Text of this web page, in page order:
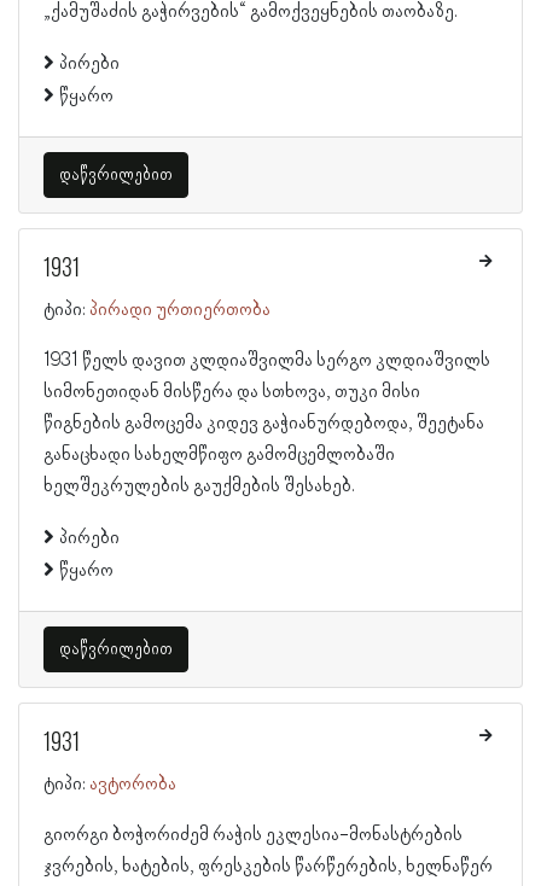
„ქამუშაძის გაჭირვების“ გამოქვეყნების თაობაზე.
პირები
წყარო
დაწვრილებით
1931
ტიპი: პირადი ურთიერთობა
1931 წელს დავით კლდიაშვილმა სერგო კლდიაშვილს
სიმონეთიდან მისწერა და სთხოვა, თუკი მისი
წიგნების გამოცემა კიდევ გაჭიანურდებოდა, შეეტანა
განაცხადი სახელმწიფო გამომცემლობაში
ხელშეკრულების გაუქმების შესახებ.
პირები
წყარო
დაწვრილებით
1931
ტიპი: ავტორობა
გიორგი ბოჭორიძემ რაჭის ეკლესია-მონასტრების
ჯვრების, ხატების, ფრესკების წარწერების, ხელნაწერ